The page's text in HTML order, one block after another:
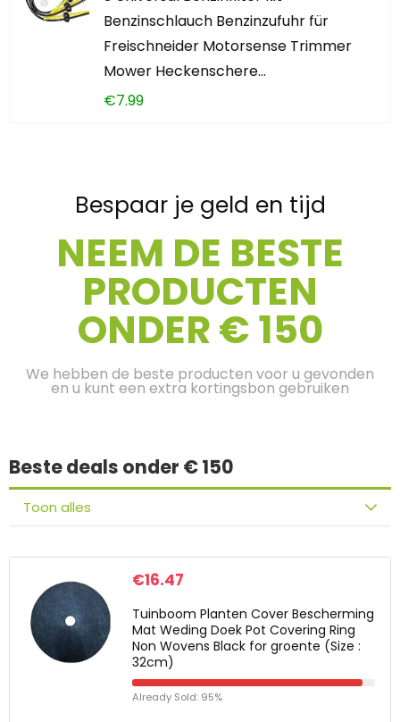
Benzinschlauch Benzinzufuhr für
Freischneider Motorsense Trimmer
Mower Heckenschere…
€7.99
Bespaar je geld en tijd
NEEM DE BESTE
PRODUCTEN
ONDER € 150
We hebben de beste producten voor u gevonden
en u kunt een extra kortingsbon gebruiken
Beste deals onder € 150
Toon alles
€16.47
Tuinboom Planten Cover Bescherming
Mat Weding Doek Pot Covering Ring
Non Wovens Black for groente (Size :
32cm)
Already Sold: 95%